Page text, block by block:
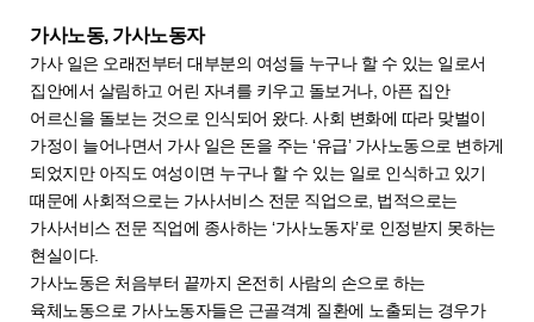
가사노동, 가사노동자
가사 일은 오래전부터 대부분의 여성들 누구나 할 수 있는 일로서
집안에서 살림하고 어린 자녀를 키우고 돌보거나, 아픈 집안
어르신을 돌보는 것으로 인식되어 왔다. 사회 변화에 따라 맞벌이
가정이 늘어나면서 가사 일은 돈을 주는 ‘유급’ 가사노동으로 변하게
되었지만 아직도 여성이면 누구나 할 수 있는 일로 인식하고 있기
때문에 사회적으로는 가사서비스 전문 직업으로, 법적으로는
가사서비스 전문 직업에 종사하는 ‘가사노동자’로 인정받지 못하는
현실이다.
가사노동은 처음부터 끝까지 온전히 사람의 손으로 하는
육체노동으로 가사노동자들은 근골격계 질환에 노출되는 경우가